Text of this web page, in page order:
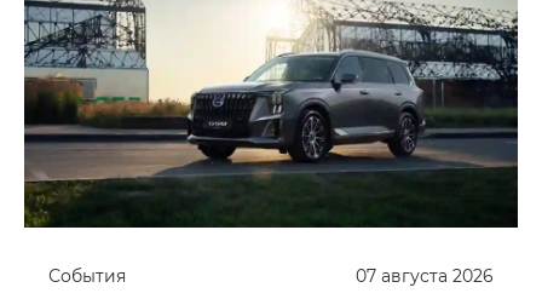
07 августа 2026
События